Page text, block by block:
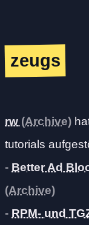
zeugs
rw
tutorials
- Better Ad
- RPM- und